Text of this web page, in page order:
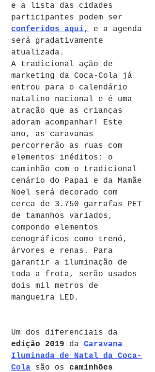
e a lista das cidades
participantes podem ser
conferidos aqui,
e a agenda
será gradativamente
atualizada.
A tradicional ação de
marketing da Coca-Cola já
entrou para o calendário
natalino nacional e é uma
atração que as crianças
adoram acompanhar! Este
ano, as caravanas
percorrerão as ruas com
elementos inéditos: o
caminhão com o tradicional
cenário do Papai e da Mamãe
Noel será decorado com
cerca de 3.750 garrafas PET
de tamanhos variados,
compondo elementos
cenográficos como trenó,
árvores e renas. Para
garantir a iluminação de
toda a frota, serão usados
dois mil metros de
mangueira LED.
Um dos diferenciais da
edição 2019 da Caravana
Iluminada de Natal da Coca-
Cola
são os caminhões